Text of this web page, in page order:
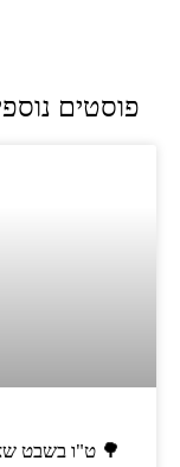
פוסטים
🌳 ט"ו בשבט